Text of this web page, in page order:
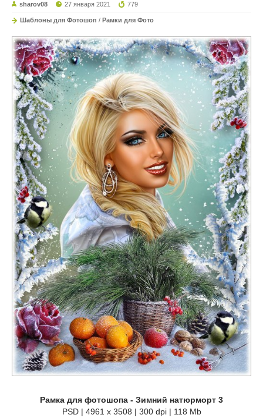
sharov08 27 января 2021 779
Шаблоны для Фотошоп / Рамки для Фото
Рамка для фотошопа - Зимний натюрморт 3
PSD | 4961 х 3508 | 300 dpi | 118 Mb